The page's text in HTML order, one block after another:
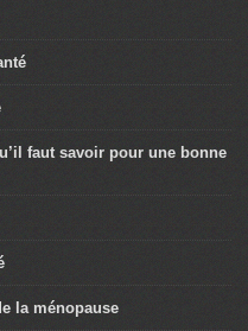
faut savoir pour une bonne
la ménopause